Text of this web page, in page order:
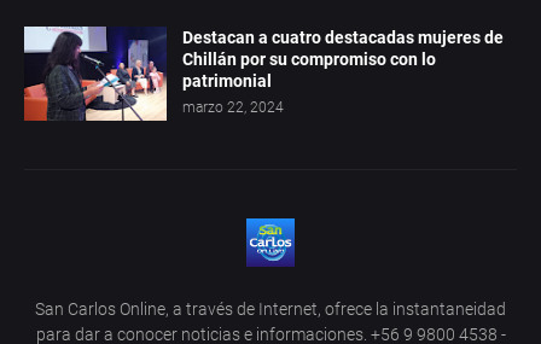
Destacan a cuatro destacadas mujeres de
Chillán por su compromiso con lo
patrimonial
marzo 22, 2024
San Carlos Online, a través de Internet, ofrece la instantaneidad
para dar a conocer noticias e informaciones. +56 9 9800 4538 -